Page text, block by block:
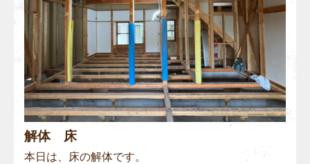
解体 床
本日は、床の解体です。